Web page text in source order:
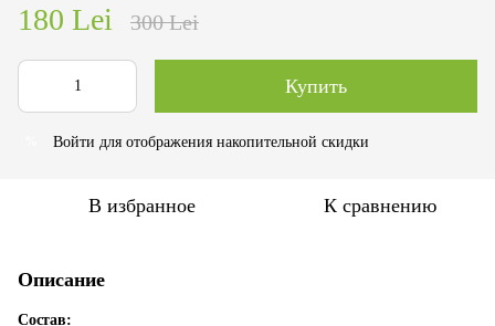
180 Lei 300 Lei
Купить
Войти для отображения накопительной скидки
В избранное К сравнению
Описание
Состав: